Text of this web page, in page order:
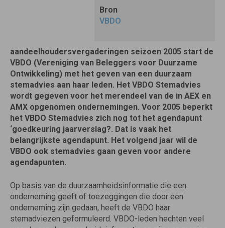
Bron
VBDO
aandeelhoudersvergaderingen seizoen 2005 start de
VBDO (Vereniging van Beleggers voor Duurzame
Ontwikkeling) met het geven van een duurzaam
stemadvies aan haar leden. Het VBDO Stemadvies
wordt gegeven voor het merendeel van de in AEX en
AMX opgenomen ondernemingen. Voor 2005 beperkt
het VBDO Stemadvies zich nog tot het agendapunt
‘goedkeuring jaarverslag?. Dat is vaak het
belangrijkste agendapunt. Het volgend jaar wil de
VBDO ook stemadvies gaan geven voor andere
agendapunten.
Op basis van de duurzaamheidsinformatie die een
onderneming geeft of toezeggingen die door een
onderneming zijn gedaan, heeft de VBDO haar
stemadviezen geformuleerd. VBDO-leden hechten veel